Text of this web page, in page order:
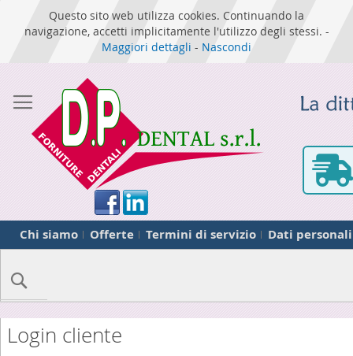
Questo sito web utilizza cookies. Continuando la
navigazione, accetti implicitamente l'utilizzo degli stessi. -
Maggiori dettagli - Nascondi
Chi siamo Offerte Termini di servizio Dati personali
Login cliente